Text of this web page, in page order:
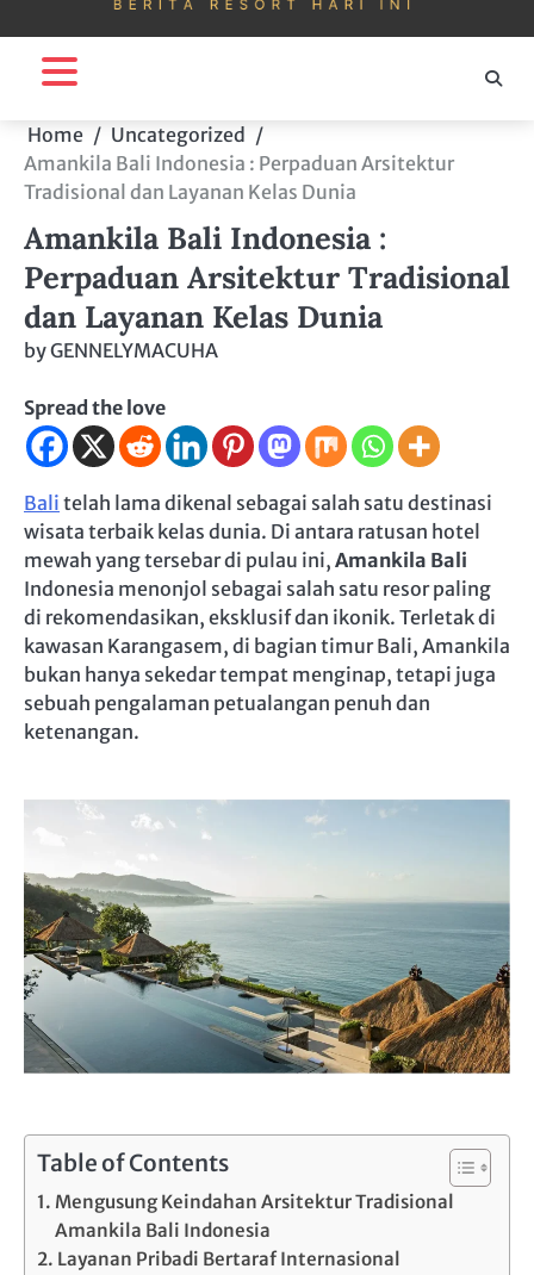
Home
Uncategorized
Amankila Bali Indonesia : Perpaduan Arsitektur
Tradisional dan Layanan Kelas Dunia
Amankila Bali Indonesia :
Perpaduan Arsitektur Tradisional
dan Layanan Kelas Dunia
byGENNELYMACUHA
Spread the love
Bali telah lama dikenal sebagai salah satu destinasi
wisata terbaik kelas dunia. Di antara ratusan hotel
mewah yang tersebar di pulau ini, Amankila Bali
Indonesia menonjol sebagai salah satu resor paling
di rekomendasikan, eksklusif dan ikonik. Terletak di
kawasan Karangasem, di bagian timur Bali, Amankila
bukan hanya sekedar tempat menginap, tetapi juga
sebuah pengalaman petualangan penuh dan
ketenangan.
Table of Contents
Mengusung Keindahan Arsitektur Tradisional
Amankila Bali Indonesia
Layanan Pribadi Bertaraf Internasional